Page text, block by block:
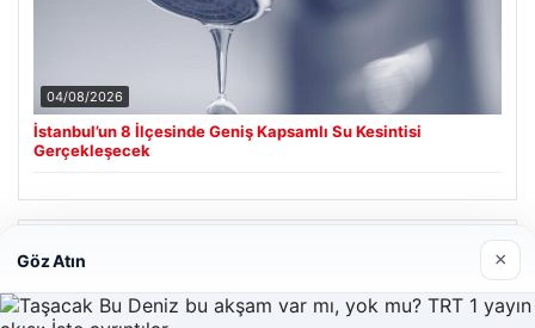
04/08/2026
İstanbul’un 8 İlçesinde Geniş Kapsamlı Su Kesintisi
Gerçekleşecek
Cengiz Sigorta
Göz Atın ×